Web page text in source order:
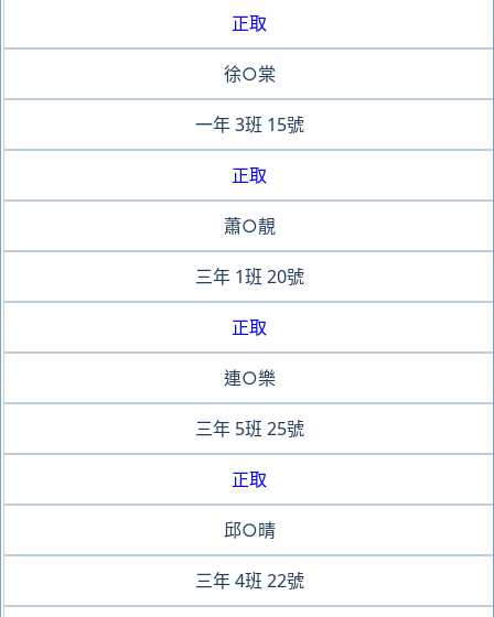
正取
徐○棠
一年 3班 15號
正取
蕭○靚
三年 1班 20號
正取
連○樂
三年 5班 25號
正取
邱○晴
三年 4班 22號